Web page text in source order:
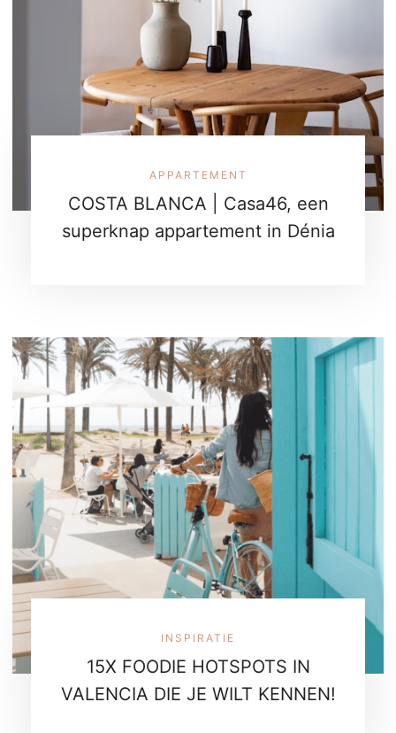
APPARTEMENT
COSTA BLANCA | Casa46, een
superknap appartement in Dénia
INSPIRATIE
15X FOODIE HOTSPOTS IN
VALENCIA DIE JE WILT KENNEN!